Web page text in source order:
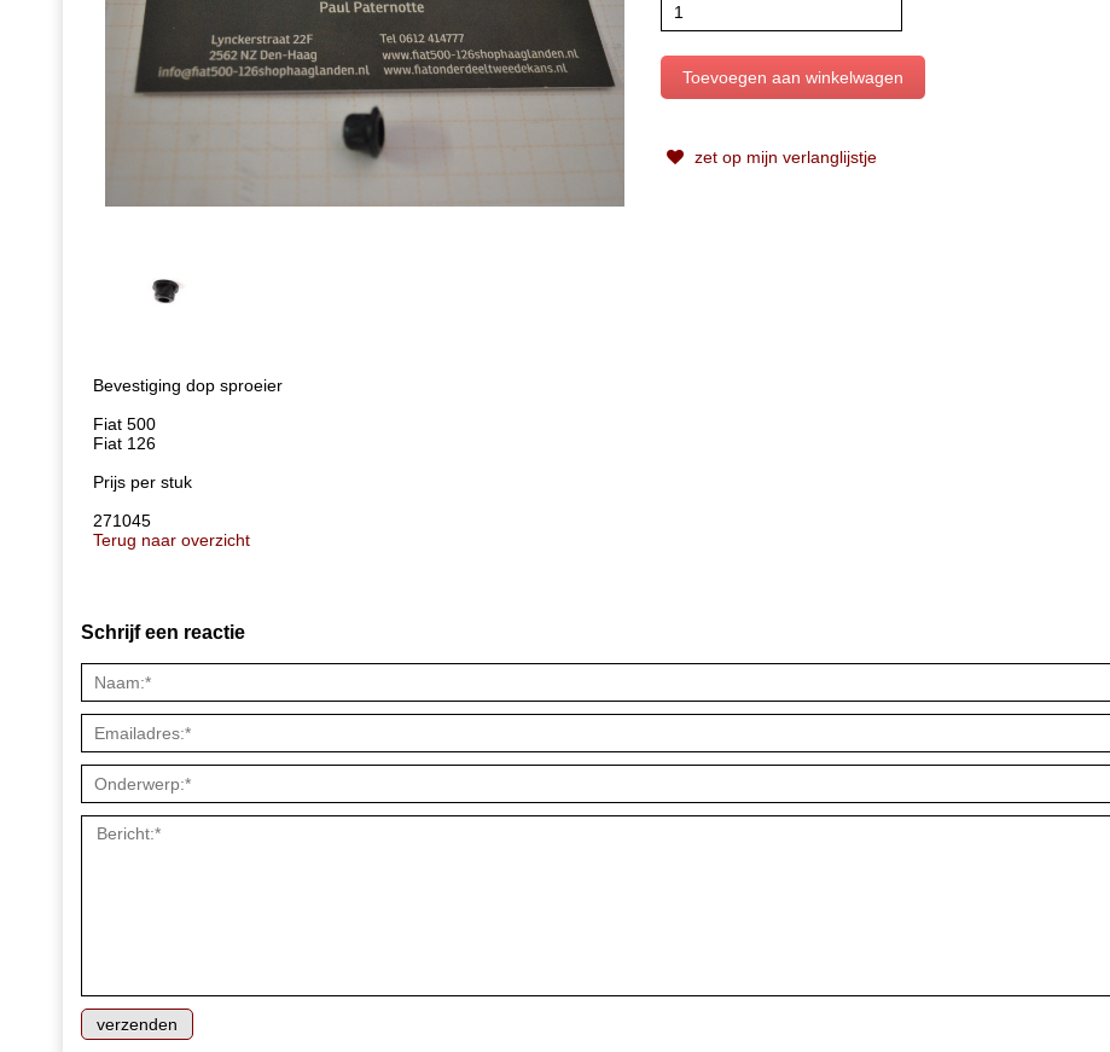
zet op mijn verlanglijstje
Bevestiging dop sproeier
Fiat 500
Fiat 126
Prijs per stuk
271045
Terug naar overzicht
Schrijf een reactie